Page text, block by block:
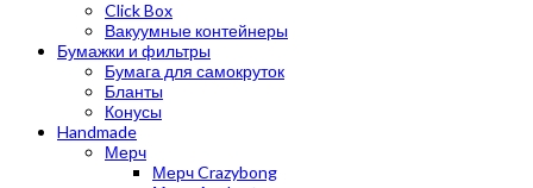
Click Box
Вакуумные контейнеры
Бумажки и фильтры
Бумага для самокруток
Бланты
Конусы
Handmade
Мерч
Мерч Crazybong